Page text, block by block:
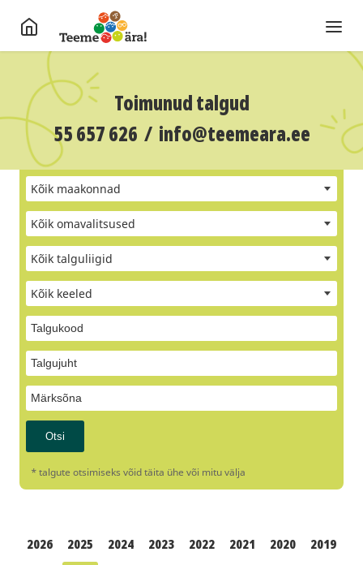
Toimunud talgud
55 657 626 / info@teemeara.ee
Kõik maakonnad
Kõik omavalitsused
Kõik talguliigid
Kõik keeled
* talgute otsimiseks võid täita ühe või mitu välja
2026 2025 2024 2023 2022 2021 2020
2019